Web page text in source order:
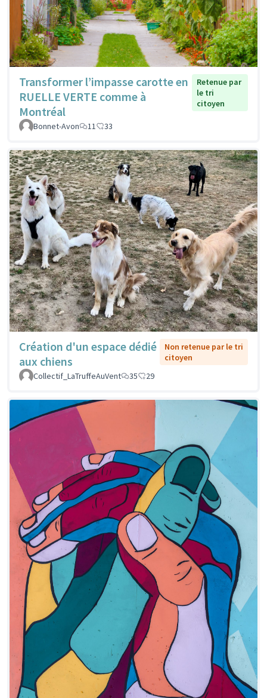
Transformer l’impasse carotte en
RUELLE VERTE comme à
Montréal
Retenue par
le tri
citoyen
Bonnet-Avon 11 33
Création d'un espace dédié
aux chiens
Non retenue par le tri
citoyen
Collectif_LaTruffeAuVent
35 29